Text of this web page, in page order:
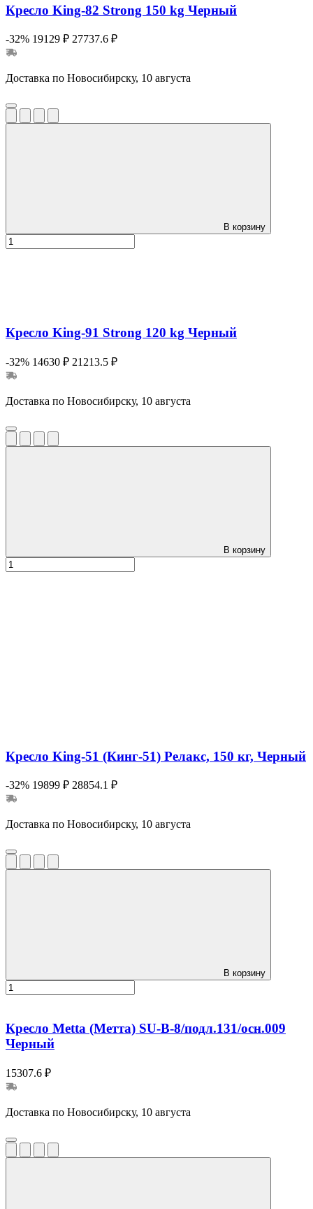
Кресло King-82 Strong 150 kg Черный
-32% 19129 ₽ 27737.6 ₽
Доставка по Новосибирску, 10 августа
В корзину
Кресло King-91 Strong 120 kg Черный
-32% 14630 ₽ 21213.5 ₽
Доставка по Новосибирску, 10 августа
В корзину
Кресло King-51 (Кинг-51) Релакс, 150 кг, Черный
-32% 19899 ₽ 28854.1 ₽
Доставка по Новосибирску, 10 августа
В корзину
Кресло Metta (Метта) SU-B-8/подл.131/осн.009
Черный
15307.6 ₽
Доставка по Новосибирску, 10 августа